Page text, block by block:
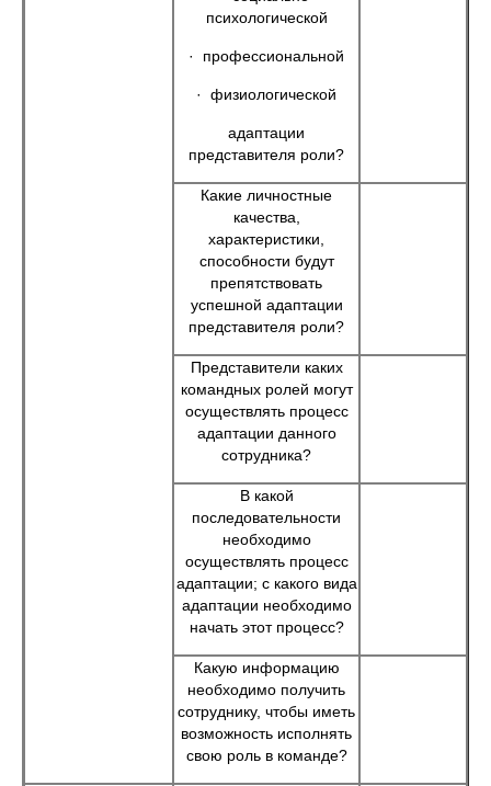
психологической
· профессиональной
· физиологической
адаптации
представителя роли?
Какие личностные
качества,
характеристики,
способности будут
препятствовать
успешной адаптации
представителя роли?
Представители каких
командных ролей могут
осуществлять процесс
адаптации данного
сотрудника?
В какой
последовательности
необходимо
осуществлять процесс
адаптации; с какого вида
адаптации необходимо
начать этот процесс?
Какую информацию
необходимо получить
сотруднику, чтобы иметь
возможность исполнять
свою роль в команде?